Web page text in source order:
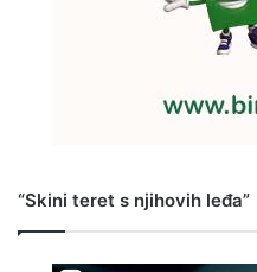
“Skini teret s njihovih leđa”